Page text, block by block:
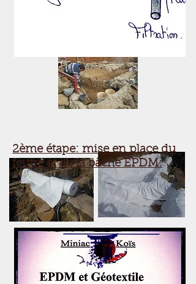
2ème étape: mise en place du
feutre et de la bâche EPDM: